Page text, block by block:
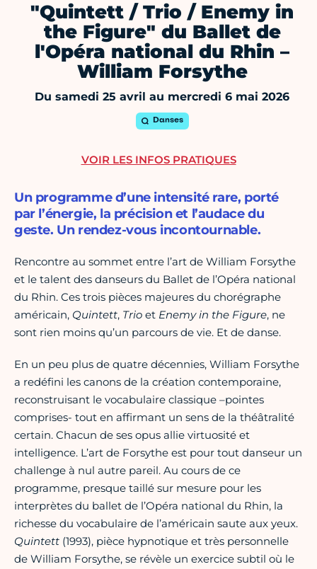
"Quintett / Trio / Enemy in
the Figure" du Ballet de
l'Opéra national du Rhin –
William Forsythe
Du samedi 25 avril au mercredi 6 mai 2026
Danses
Un programme d’une intensité rare, porté
par l’énergie, la précision et l’audace du
geste. Un rendez-vous incontournable.
Rencontre au sommet entre l’art de William Forsythe
et le talent des danseurs du Ballet de l’Opéra national
du Rhin. Ces trois pièces majeures du chorégraphe
américain, Quintett, Trio et Enemy in the Figure, ne
sont rien moins qu’un parcours de vie. Et de danse.
En un peu plus de quatre décennies, William Forsythe
a redéfini les canons de la création contemporaine,
reconstruisant le vocabulaire classique –pointes
comprises- tout en affirmant un sens de la théâtralité
certain. Chacun de ses opus allie virtuosité et
intelligence. L’art de Forsythe est pour tout danseur un
challenge à nul autre pareil. Au cours de ce
programme, presque taillé sur mesure pour les
interprètes du ballet de l’Opéra national du Rhin, la
richesse du vocabulaire de l’américain saute aux yeux.
Quintett (1993), pièce hypnotique et très personnelle
de William Forsythe, se révèle un exercice subtil où le
VOIR LES INFOS PRATIQUES